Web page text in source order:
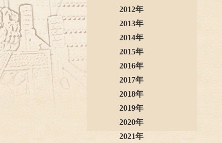
2012年
2013年
2014年
2015年
2016年
2017年
2018年
2019年
2020年
2021年